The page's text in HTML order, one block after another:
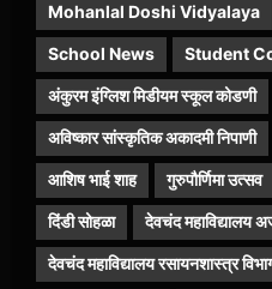
Mohanlal Doshi Vidyalaya
School News Student
अंकुरम इंग्लिश मिडीयम स्कूल कोडणी
अविष्कार सांस्कृतिक अकादमी निपाणी
आशिष भाई शाह गुरुपौर्णिमा उत्सव
दिंडी सोहळा देवचंद महाविद्यालय
देवचंद महाविद्यालय रसायनशास्त्र